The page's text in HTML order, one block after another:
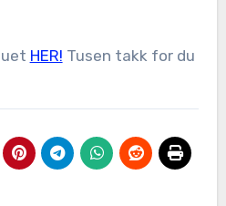
HER! Tusen takk for du